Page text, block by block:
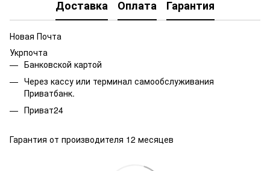
Доставка Оплата Гарантия
Новая Почта
Укрпочта
Банковской картой
Через кассу или терминал самообслуживания
Приватбанк.
Приват24
Гарантия от производителя 12 месяцев